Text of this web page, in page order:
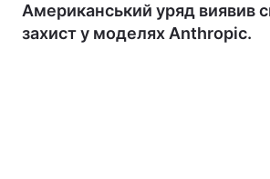
Американський уряд виявив
захист у моделях Anthropic.